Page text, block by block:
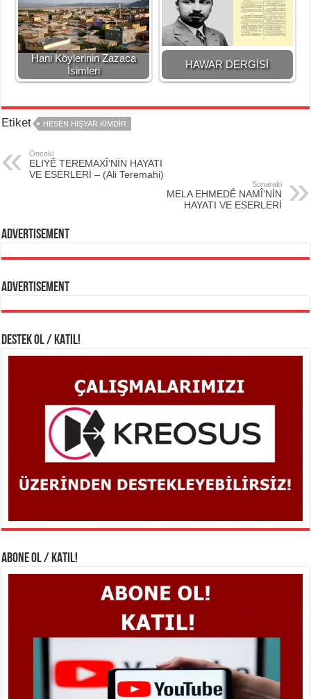
Hani Köylerinin Zazaca
İsimleri
HAWAR DERGİSİ
Etiket HESEN HIŞYAR KİMDİR
Önceki
ELIYÊ TEREMAXÎ’NİN HAYATI
VE ESERLERİ – (Ali Teremahi)
Sonaraki
MELA EHMEDÊ NAMÎ’NİN
HAYATI VE ESERLERİ
Advertisement
Advertisement
DESTEK OL / KATIL!
ABONE OL / KATIL!